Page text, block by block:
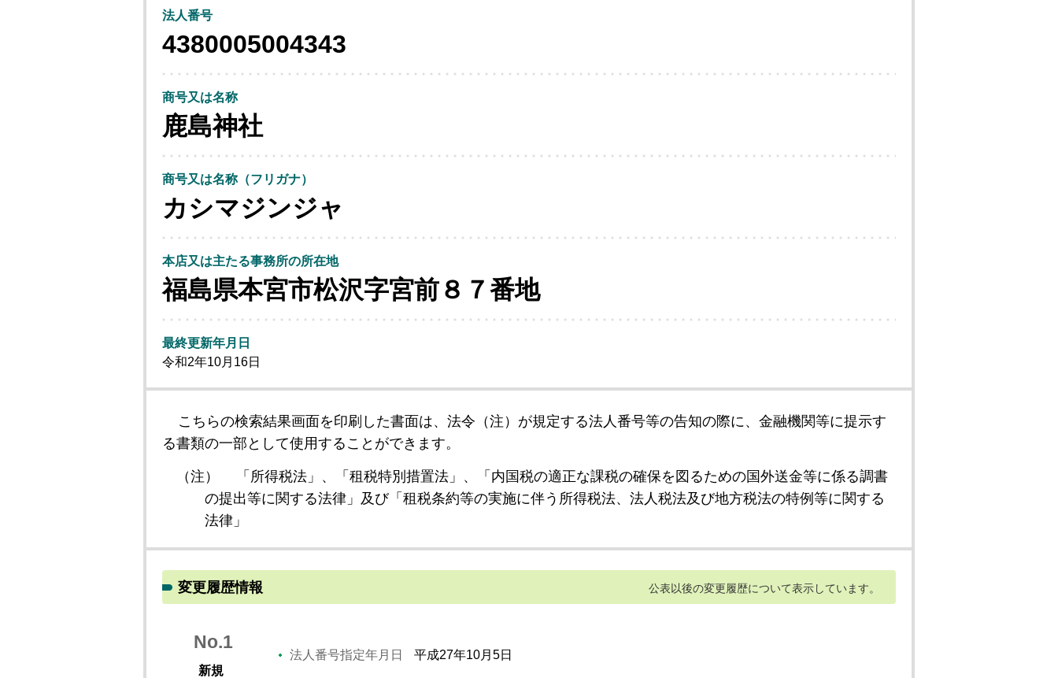
法人番号
4380005004343
商号又は名称
鹿島神社
商号又は名称（フリガナ）
カシマジンジャ
本店又は主たる事務所の所在地
福島県本宮市松沢字宮前８７番地
最終更新年月日
令和2年10月16日
こちらの検索結果画面を印刷した書面は、法令（注）が規定する法人番号等の告知の際に、金融機関等に提示す
る書類の一部として使用することができます。
（注）
「所得税法」、「租税特別措置法」、「内国税の適正な課税の確保を図るための国外送金等に係る調書
の提出等に関する法律」及び「租税条約等の実施に伴う所得税法、法人税法及び地方税法の特例等に関する
法律」
変更履歴情報 公表以後の変更履歴について表示しています。
No.1
新規
法人番号指定年月日 平成27年10月5日